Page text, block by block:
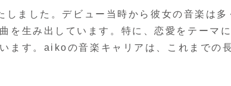
ました。デビュー当時から彼女の音楽は多
を生み出しています。特に、恋愛をテーマに
ます。aikoの音楽キャリアは、これまでの